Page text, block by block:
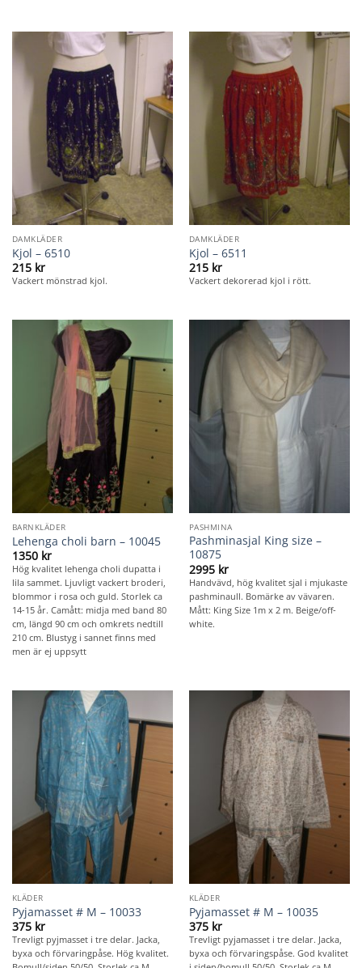
DAMKLÄDER
Kjol – 6510
215 kr
Vackert mönstrad kjol.
DAMKLÄDER
Kjol – 6511
215 kr
Vackert dekorerad kjol i rött.
BARNKLÄDER
Lehenga choli barn – 10045
1350 kr
Hög kvalitet lehenga choli dupatta i
lila sammet. Ljuvligt vackert broderi,
blommor i rosa och guld. Storlek ca
14-15 år. Camått: midja med band 80
cm, längd 90 cm och omkrets nedtill
210 cm. Blustyg i sannet finns med
men är ej uppsytt
PASHMINA
Pashminasjal King size –
10875
2995 kr
Handvävd, hög kvalitet sjal i mjukaste
pashminaull. Bomärke av vävaren.
Mått: King Size 1m x 2 m. Beige/off-
white.
KLÄDER
Pyjamasset # M – 10033
375 kr
Trevligt pyjmasset i tre delar. Jacka,
byxa och förvaringpåse. Hög kvalitet.
KLÄDER
Pyjamasset # M – 10035
375 kr
Trevligt pyjamasset i tre delar. Jacka,
byxa och förvaringspåse. God kvalitet